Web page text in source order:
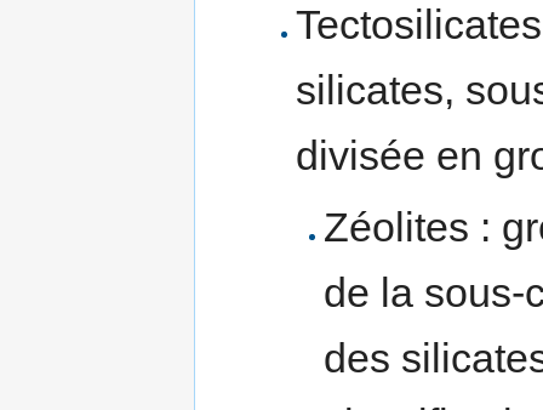
silicates,
divisée en
Zéolites :
de la sous-
des